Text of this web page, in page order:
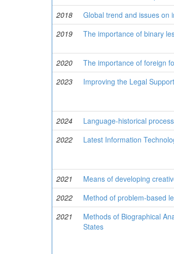
2018
Global trend and issues on
2019
The importance of binary
2020
The importance of foreign
2023
Improving the Legal
2024
Language-historical
2022
Latest Information
2021
Means of developing
2022
Method of problem-based
2021
Methods of Biographical
States